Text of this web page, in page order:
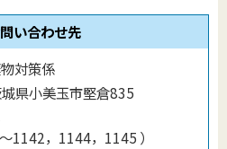
い合わせ先
対策係
県小美玉市堅倉835
1142，1144，1145 ）